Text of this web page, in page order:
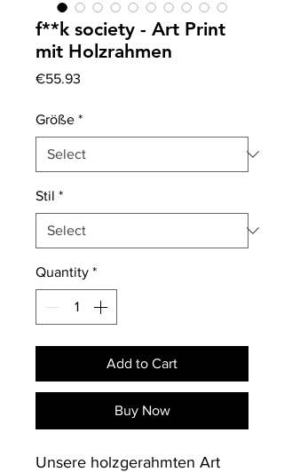
f**k society - Art Print
mit Holzrahmen
€55.93
Größe *
Stil *
Quantity *
Add to Cart
Buy Now
Unsere holzgerahmten Art